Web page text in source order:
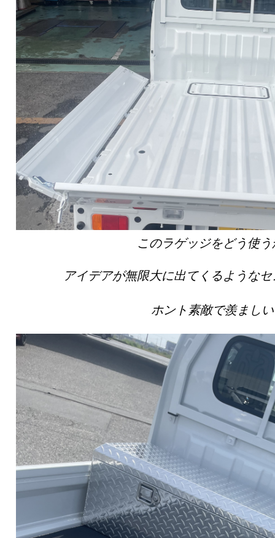
このラゲッジをどう使
アイデアが無限大に出てくるような
ホント素敵で羨まし